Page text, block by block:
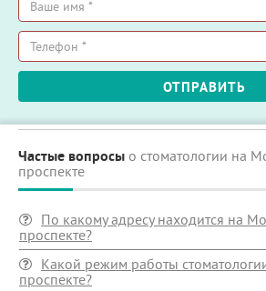
Ваше
имя
*
Телефон
ОТПРАВИТЬ
Частые вопросы о стоматологии на
проспекте
По какому адресу находится на
проспекте?
Какой режим работы
проспекте?